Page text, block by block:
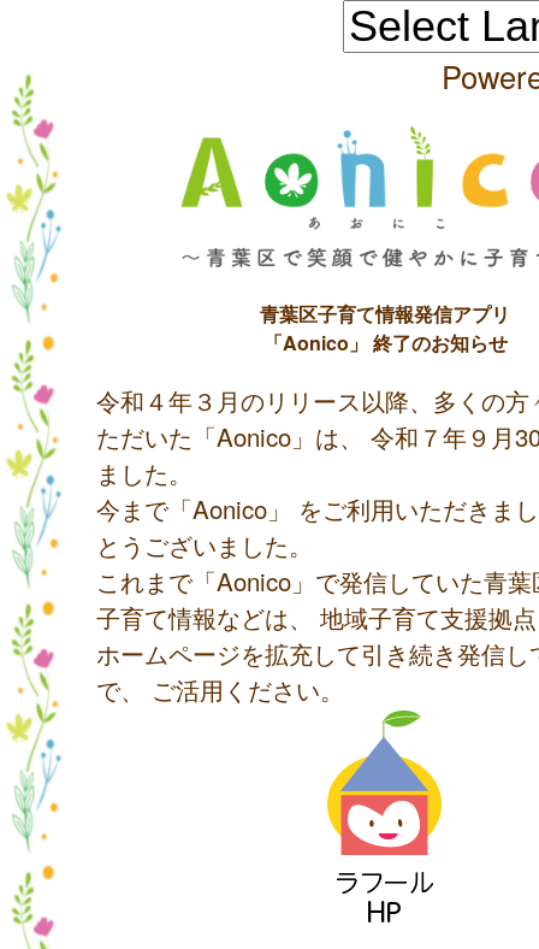
青葉区子育て情報発信アプリ
「Aonico」 終了のお知らせ
令和４年３月のリリース以降、多くの方
ただいた「Aonico」は、 令和７年９月
ました。
今まで「Aonico」 をご利用いただきま
とうございました。
これまで「Aonico」で発信していた青
子育て情報などは、 地域子育て支援拠
ホームページを拡充して引き続き発信し
で、 ご活用ください。